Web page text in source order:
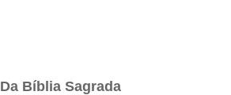
Da Bíblia Sagrada